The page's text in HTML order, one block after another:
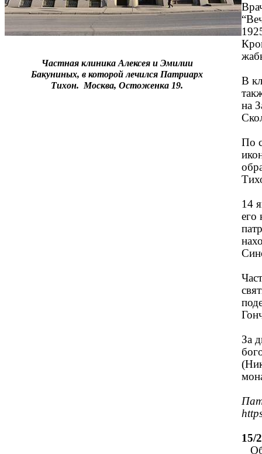
Частная клиника Алексея и Эмилии
Бакуниных, в которой лечился Патриарх
Тихон. Москва, Остоженка 19.
В
на
По
14
его
За
15/